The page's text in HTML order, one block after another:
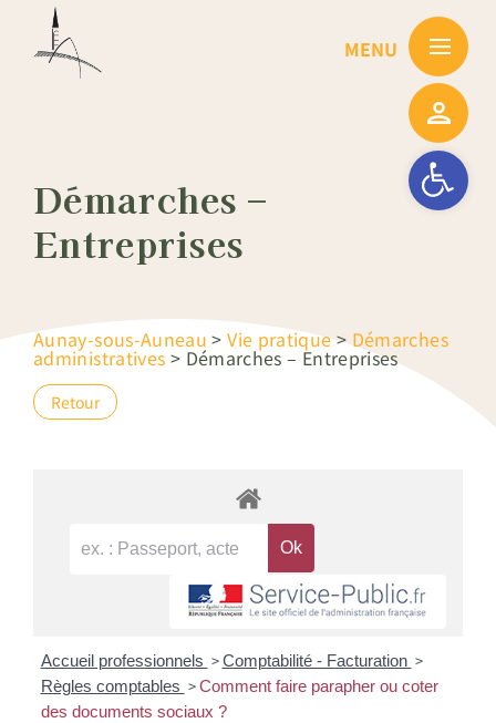
Ouvrir la
Démarches –
Entreprises
Aunay-sous-Auneau >Vie pratique>Démarches
administratives > Démarches – Entreprises
Retour
Accueil professionnels > Comptabilité - Facturation >
Règles comptables > Comment faire parapher ou coter
des documents sociaux ?